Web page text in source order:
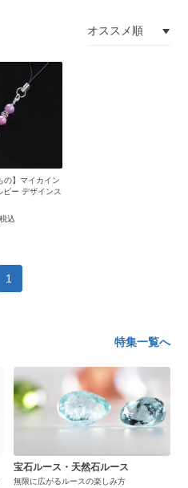
の】マイカイン
ビー デザインス
1
特集一覧へ
宝石ルース・天然石ルース
無限に広がるルースの楽しみ方